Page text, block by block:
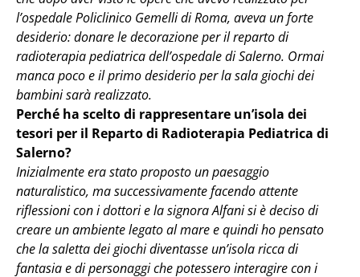
l’ospedale Policlinico Gemelli di Roma, aveva un forte
desiderio: donare le decorazione per il reparto di
radioterapia pediatrica dell’ospedale di Salerno. Ormai
manca poco e il primo desiderio per la sala giochi dei
bambini sarà realizzato.
Perché ha scelto di rappresentare un’isola dei
tesori per il Reparto di Radioterapia Pediatrica di
Salerno?
Inizialmente era stato proposto un paesaggio
naturalistico, ma successivamente facendo attente
riflessioni con i dottori e la signora Alfani si è deciso di
creare un ambiente legato al mare e quindi ho pensato
che la saletta dei giochi diventasse un’isola ricca di
fantasia e di personaggi che potessero interagire con i